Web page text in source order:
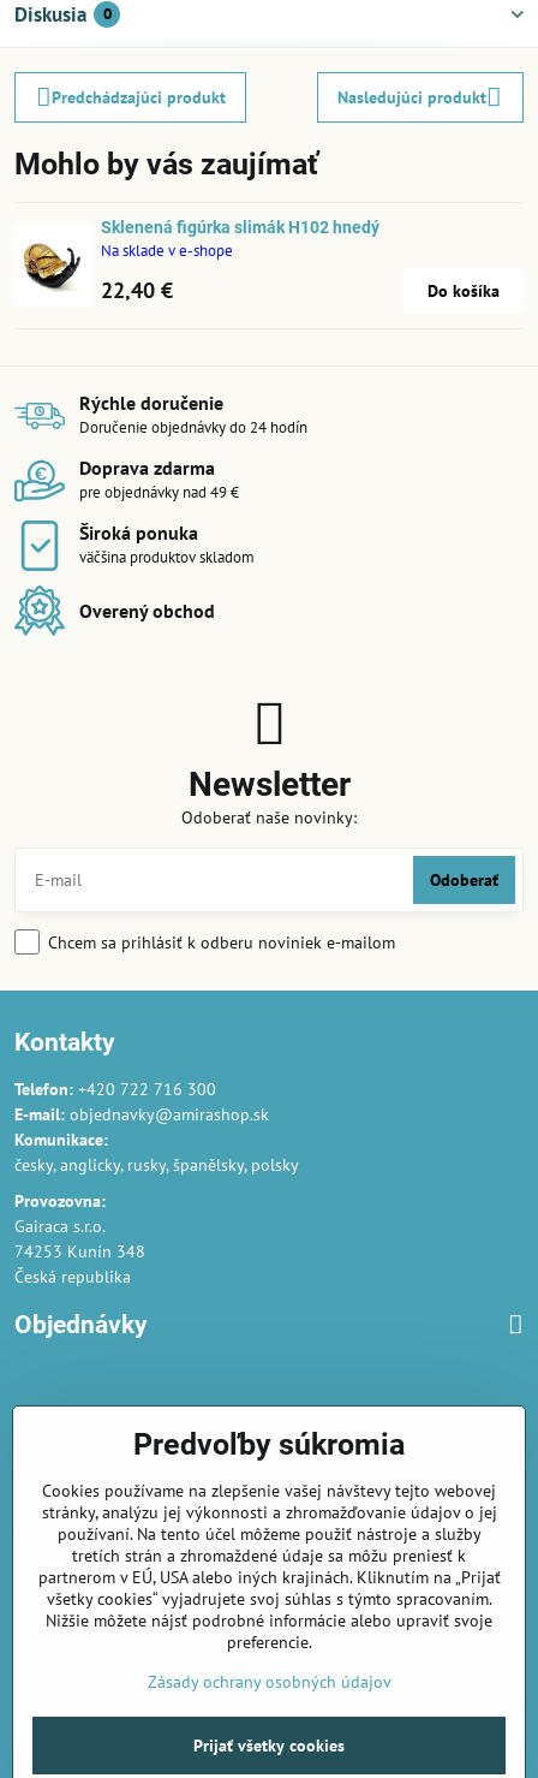
Diskusia 0
Predchádzajúci produkt Nasledujúci produkt
Mohlo by vás zaujímať
Sklenená figúrka slimák H102 hnedý
Na sklade v e-shope
22,40 € Do košíka
Rýchle doručenie
Doručenie objednávky do 24 hodín
Doprava zdarma
pre objednávky nad 49 €
Široká ponuka
väčšina produktov skladom
Overený obchod
Newsletter
Odoberať naše novinky:
Odoberať
Chcem sa prihlásiť k odberu noviniek e-mailom
Kontakty
Telefon: +420 722 716 300
E-mail: objednavky@amirashop.sk
Komunikace:
česky, anglicky, rusky, španělsky, polsky
Provozovna:
Gairaca s.r.o.
74253 Kunín 348
Česká republika
Objednávky
Podmienky ochrany osobných údajov
Náklady na dodání a doba dodání
Veľkoobchod- značka Gaira®
AmiraShop je registrovaný na Puncovom úrade.
Puncové značkysú k nahliadnuttu.
amirashop.cz/
©2026Copyright
Predvoľby súkromiaZásady ochrany osobných údajov
Predvoľby súkromia
Cookies používame na zlepšenie vašej návštevy tejto webovej
stránky, analýzu jej výkonnosti a zhromažďovanie údajov o jej
používaní. Na tento účel môžeme použiť nástroje a služby
tretích strán a zhromaždené údaje sa môžu preniesť k
partnerom v EÚ, USA alebo iných krajinách. Kliknutím na „Prijať
všetky cookies“ vyjadrujete svoj súhlas s týmto spracovaním.
Nižšie môžete nájsť podrobné informácie alebo upraviť svoje
preferencie.
Zásady ochrany osobných údajov
Prijať všetky cookies